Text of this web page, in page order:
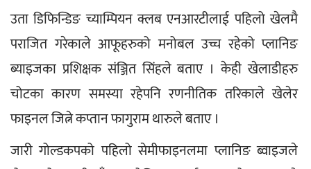
उता डिफिन्डिङ च्याम्पियन क्लब एनआरटीलाई पहिलो खेलमै
पराजित गरेकाले आफूहरुको मनोबल उच्च रहेको प्लानिङ
ब्याइजका प्रशिक्षक संञ्जित सिंहले बताए । केही खेलाडीहरु
चोटका कारण समस्या रहेपनि रणनीतिक तरिकाले खेलेर
फाइनल जित्ने कप्तान फागुराम थारुले बताए ।
जारी गोल्डकपको पहिलो सेमीफाइनलमा प्लानिङ ब्वाइजले